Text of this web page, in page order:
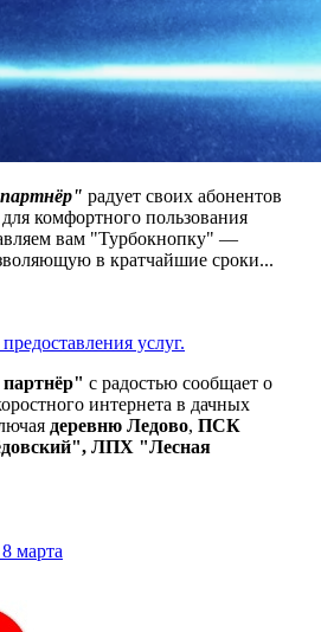
радует своих абонентов
комфортного пользования
вам "Турбокнопку" —
в кратчайшие сроки...
услуг.
с радостью сообщает о
интернета в дачных
деревню Ледово, ПСК
ЛПХ "Лесная
марта